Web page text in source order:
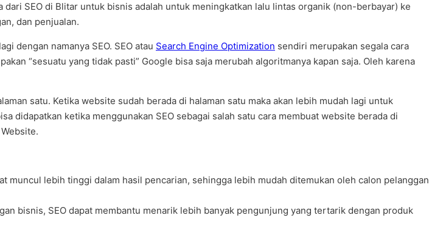
SEO di Blitar untuk bisnis adalah untuk meningkatkan lalu lintas organik (non-berbayar) ke
dan penjualan.
dengan namanya SEO. SEO atau Search Engine Optimization sendiri merupakan segala cara
“sesuatu yang tidak pasti” Google bisa saja merubah algoritmanya kapan saja. Oleh karena
satu. Ketika website sudah berada di halaman satu maka akan lebih mudah lagi untuk
didapatkan ketika menggunakan SEO sebagai salah satu cara membuat website berada di
muncul lebih tinggi dalam hasil pencarian, sehingga lebih mudah ditemukan oleh calon pelanggan
bisnis, SEO dapat membantu menarik lebih banyak pengunjung yang tertarik dengan produk